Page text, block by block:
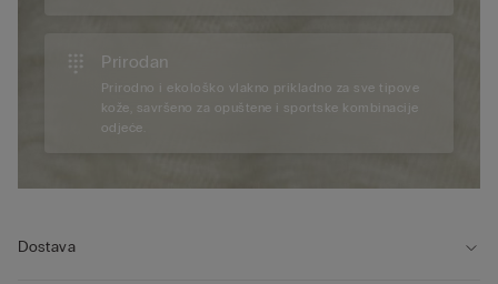
Prirodan
Prirodno i ekološko vlakno prikladno za sve tipove
kože, savršeno za opuštene i sportske kombinacije
odjeće.
Dostava